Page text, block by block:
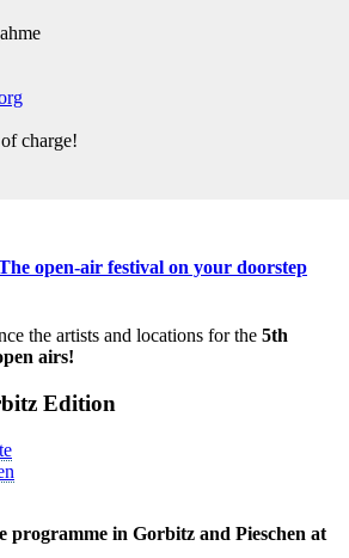
charge!
open-air festival on your doorstep
the artists and locations for the 5th
airs!
Edition
programme in Gorbitz and Pieschen at